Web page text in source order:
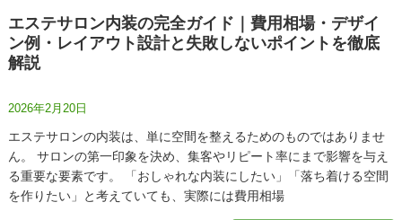
エステサロン内装の完全ガイド｜費用相場・デザイ
ン例・レイアウト設計と失敗しないポイントを徹底
解説
2026年2月20日
エステサロンの内装は、単に空間を整えるためのものではありませ
ん。 サロンの第一印象を決め、集客やリピート率にまで影響を与え
る重要な要素です。 「おしゃれな内装にしたい」「落ち着ける空間
を作りたい」と考えていても、実際には費用相場